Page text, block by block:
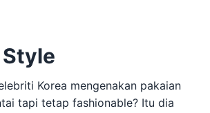
Korea mengenakan pakaian
tapi tetap fashionable? Itu dia